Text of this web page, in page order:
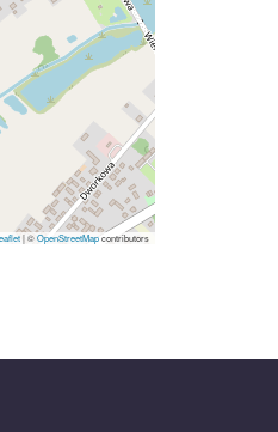
|©OpenStreetMapcontributors